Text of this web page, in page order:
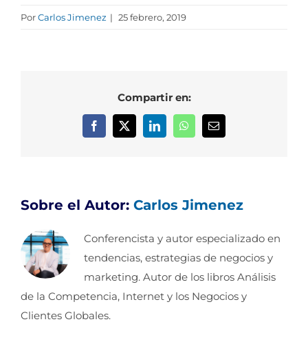
PorCarlos Jimenez | 25 febrero, 2019
Compartir en:
Facebook
X LinkedInWhatsAppCorreo
Sobre el Autor: Carlos Jimenez
Conferencista y autor especializado en
tendencias, estrategias de negocios y
marketing. Autor de los libros Análisis
de la Competencia, Internet y los Negocios y
Clientes Globales.